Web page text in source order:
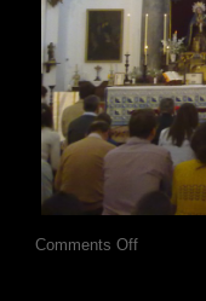
Comments Offon